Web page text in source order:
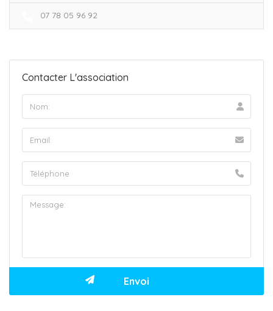
07 78 05 96 92
Contacter L'association